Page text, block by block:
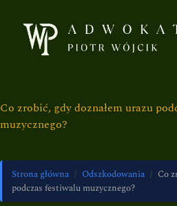
Co zrobić, gdy doznałem urazu
muzycznego?
Strona główna / Odszkodowania / Co
podczas festiwalu muzycznego?